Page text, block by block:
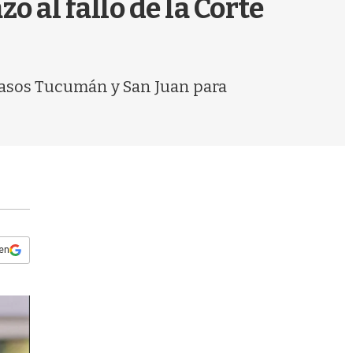
al fallo de la Corte
Tucumán y San Juan para